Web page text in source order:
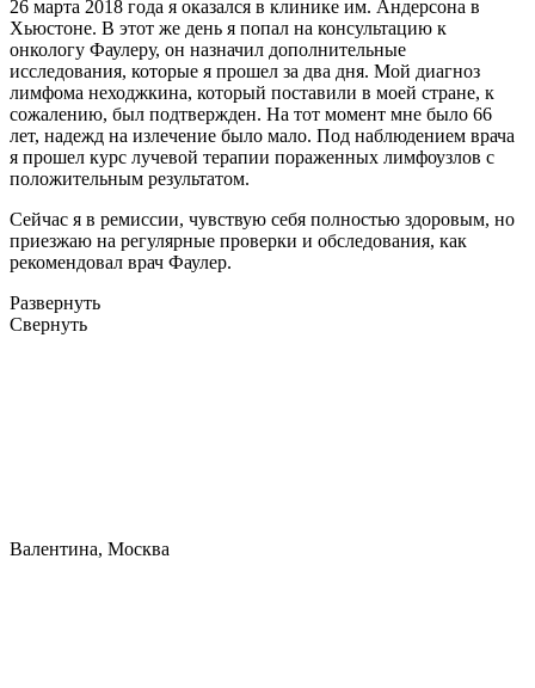
26 марта 2018 года я оказался в клинике им. Андерсона в
Хьюстоне. В этот же день я попал на консультацию к
онкологу Фаулеру, он назначил дополнительные
исследования, которые я прошел за два дня. Мой диагноз
лимфома неходжкина, который поставили в моей стране, к
сожалению, был подтвержден. На тот момент мне было 66
лет, надежд на излечение было мало. Под наблюдением врача
я прошел курс лучевой терапии пораженных лимфоузлов с
положительным результатом.
Сейчас я в ремиссии, чувствую себя полностью здоровым, но
приезжаю на регулярные проверки и обследования, как
рекомендовал врач Фаулер.
Развернуть
Свернуть
Валентина, Москва